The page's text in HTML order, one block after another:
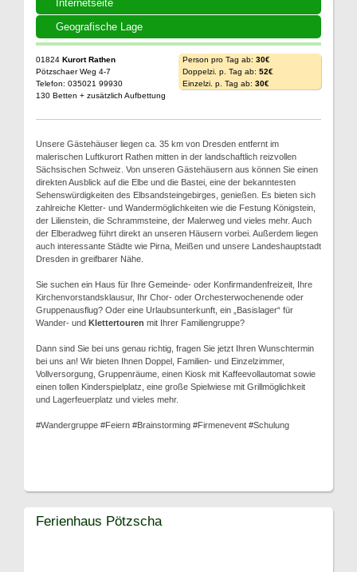
Internetseite
Geografische Lage
01824 Kurort Rathen
Pötzschaer Weg 4-7
Telefon: 035021 99930
130 Betten + zusätzlich Aufbettung
Person pro Tag ab: 30€
Doppelzi. p. Tag ab: 52€
Einzelzi. p. Tag ab: 30€
Unsere Gästehäuser liegen ca. 35 km von Dresden entfernt im
malerischen Luftkurort Rathen mitten in der landschaftlich reizvollen
Sächsischen Schweiz. Von unseren Gästehäusern aus können Sie einen
direkten Ausblick auf die Elbe und die Bastei, eine der bekanntesten
Sehenswürdigkeiten des Elbsandsteingebirges, genießen. Es bieten sich
zahlreiche Kletter- und Wandermöglichkeiten wie die Festung Königstein,
der Lilienstein, die Schrammsteine, der Malerweg und vieles mehr. Auch
der Elberadweg führt direkt an unseren Häusern vorbei. Außerdem liegen
auch interessante Städte wie Pirna, Meißen und unsere Landeshauptstadt
Dresden in greifbarer Nähe.
Sie suchen ein Haus für Ihre Gemeinde- oder Konfirmandenfreizeit, Ihre
Kirchenvorstandsklausur, Ihr Chor- oder Orchesterwochenende oder
Gruppenausflug? Oder eine Urlaubsunterkunft, ein „Basislager“ für
Wander- und Klettertouren mit Ihrer Familiengruppe?
Dann sind Sie bei uns genau richtig, fragen Sie jetzt Ihren Wunschtermin
bei uns an! Wir bieten Ihnen Doppel, Familien- und Einzelzimmer,
Vollversorgung, Gruppenräume, einen Kiosk mit Kaffeevollautomat sowie
einen tollen Kinderspielplatz, eine große Spielwiese mit Grillmöglichkeit
und Lagerfeuerplatz und vieles mehr.
#Wandergruppe #Feiern #Brainstorming #Firmenevent #Schulung
Ferienhaus Pötzscha